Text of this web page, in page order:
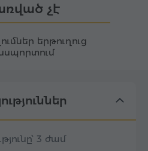
չէ
երթուղուց
3 ժամ